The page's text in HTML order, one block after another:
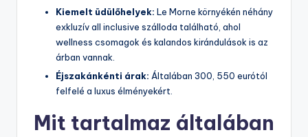
Kiemelt üdülőhelyek: Le Morne környékén néhány
exkluzív all inclusive szálloda található, ahol
wellness csomagok és kalandos kirándulások is az
árban vannak.
Éjszakánkénti árak: Általában 300, 550 eurótól
felfelé a luxus élményekért.
Mit tartalmaz általában